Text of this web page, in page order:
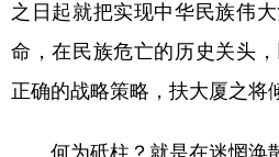
之日起就把实现中华民族伟
命，在民族危亡的历史关头
正确的战略策略，扶大厦之将
何为砥柱？就是在迷惘涣